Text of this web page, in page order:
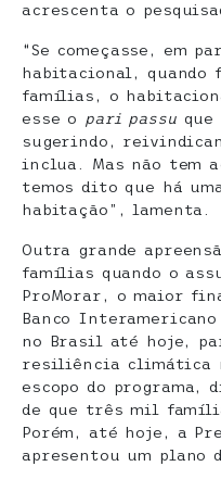
acrescenta o
“Se começasse, em
habitacional, quando
famílias, o
esse o
pari passuque
sugerindo,
inclua. Mas não tem
temos dito que há
habitação”, lamenta.
Outra grande
famílias quando o
ProMorar, o maior
Banco
no Brasil até hoje,
resiliência climática
escopo do programa,
de que três mil
Porém, até hoje, a
apresentou um plano